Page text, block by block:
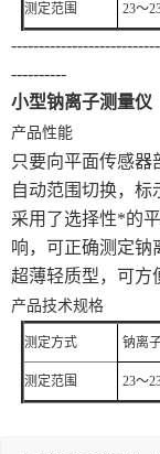
测定范围 23～
----------
小型钠离子测量仪
产品性能
只要向平面传感器
自动范围切换，标
采用了选择性*的
响，可正确测定钠
超薄轻质型，可方
产品技术规格
测定方式 钠离
测定范围 23～